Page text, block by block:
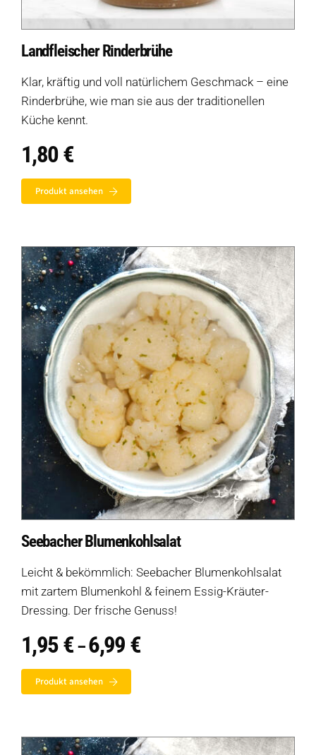
Landfleischer Rinderbrühe
Klar, kräftig und voll natürlichem Geschmack – eine
Rinderbrühe, wie man sie aus der traditionellen
Küche kennt.
1,80€
Produkt ansehen
Seebacher Blumenkohlsalat
Leicht & bekömmlich: Seebacher Blumenkohlsalat
mit zartem Blumenkohl & feinem Essig-Kräuter-
Dressing. Der frische Genuss!
1,95€ –6,99 €Preisspanne:
1,95 €
Produkt ansehen